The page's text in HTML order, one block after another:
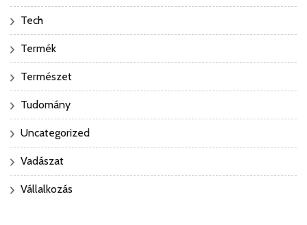
Tech
Termék
Természet
Tudomány
Uncategorized
Vadászat
Vállalkozás